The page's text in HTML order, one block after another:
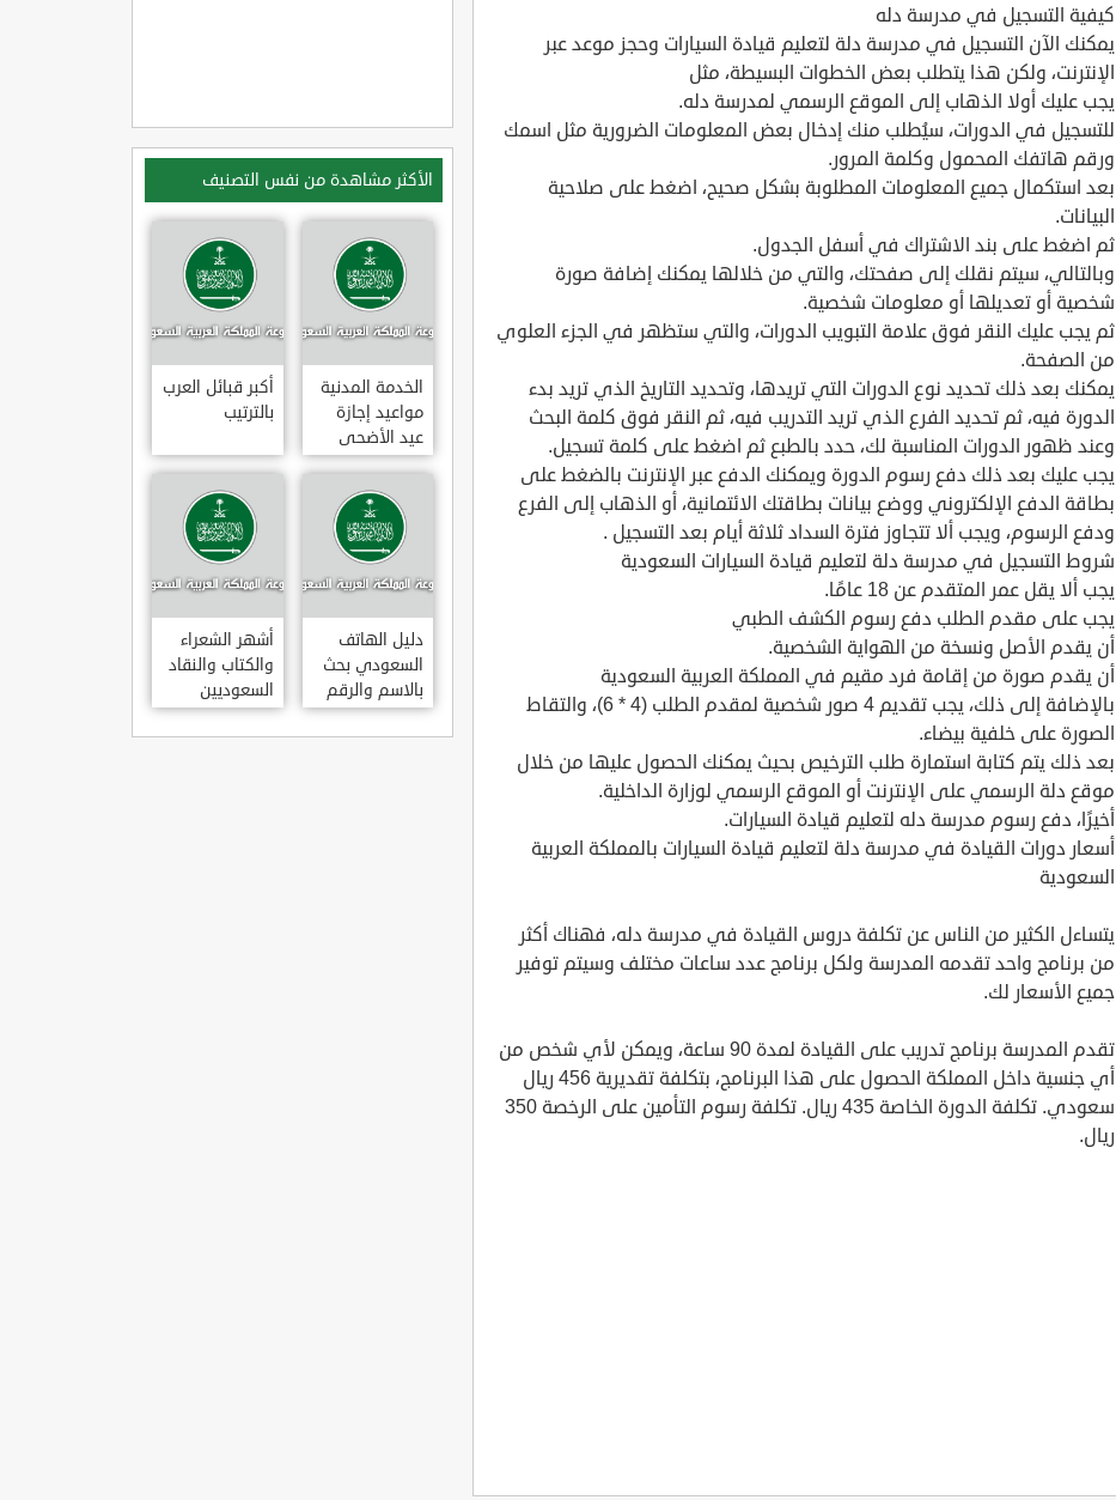
كيفية التسجيل في مدرسة دله
يمكنك الآن التسجيل في مدرسة دلة لتعليم قيادة السيارات وحجز موعد عبر
الإنترنت، ولكن هذا يتطلب بعض الخطوات البسيطة، مثل
يجب عليك أولا الذهاب إلى الموقع الرسمي لمدرسة دله.
للتسجيل في الدورات، سيُطلب منك إدخال بعض المعلومات الضرورية مثل اسمك
ورقم هاتفك المحمول وكلمة المرور.
بعد استكمال جميع المعلومات المطلوبة بشكل صحيح، اضغط على صلاحية
البيانات.
ثم اضغط على بند الاشتراك في أسفل الجدول.
وبالتالي، سيتم نقلك إلى صفحتك، والتي من خلالها يمكنك إضافة صورة
شخصية أو تعديلها أو معلومات شخصية.
ثم يجب عليك النقر فوق علامة التبويب الدورات، والتي ستظهر في الجزء العلوي
من الصفحة.
يمكنك بعد ذلك تحديد نوع الدورات التي تريدها، وتحديد التاريخ الذي تريد بدء
الدورة فيه، ثم تحديد الفرع الذي تريد التدريب فيه، ثم النقر فوق كلمة البحث
وعند ظهور الدورات المناسبة لك، حدد بالطبع ثم اضغط على كلمة تسجيل.
يجب عليك بعد ذلك دفع رسوم الدورة ويمكنك الدفع عبر الإنترنت بالضغط على
بطاقة الدفع الإلكتروني ووضع بيانات بطاقتك الائتمانية، أو الذهاب إلى الفرع
ودفع الرسوم، ويجب ألا تتجاوز فترة السداد ثلاثة أيام بعد التسجيل .
شروط التسجيل في مدرسة دلة لتعليم قيادة السيارات السعودية
يجب ألا يقل عمر المتقدم عن 18 عامًا.
يجب على مقدم الطلب دفع رسوم الكشف الطبي
أن يقدم الأصل ونسخة من الهواية الشخصية.
أن يقدم صورة من إقامة فرد مقيم في المملكة العربية السعودية
بالإضافة إلى ذلك، يجب تقديم 4 صور شخصية لمقدم الطلب (4 * 6)، والتقاط
الصورة على خلفية بيضاء.
بعد ذلك يتم كتابة استمارة طلب الترخيص بحيث يمكنك الحصول عليها من خلال
موقع دلة الرسمي على الإنترنت أو الموقع الرسمي لوزارة الداخلية.
أخيرًا، دفع رسوم مدرسة دله لتعليم قيادة السيارات.
أسعار دورات القيادة في مدرسة دلة لتعليم قيادة السيارات بالمملكة العربية
السعودية
يتساءل الكثير من الناس عن تكلفة دروس القيادة في مدرسة دله، فهناك أكثر
من برنامج واحد تقدمه المدرسة ولكل برنامج عدد ساعات مختلف وسيتم توفير
جميع الأسعار لك.
تقدم المدرسة برنامج تدريب على القيادة لمدة 90 ساعة، ويمكن لأي شخص من
أي جنسية داخل المملكة الحصول على هذا البرنامج، بتكلفة تقديرية 456 ريال
سعودي. تكلفة الدورة الخاصة 435 ريال. تكلفة رسوم التأمين على الرخصة 350
ريال.
الأكثر مشاهدة من نفس التصنيف
الخدمة المدنية
مواعيد إجازة
عيد الأضحى
لعام 1443هـ
متى عودة
الموظفين
بالسعودية بعد
إجازة عيد
الأضحى 1443
أكبر قبائل العرب
بالترتيب
دليل الهاتف
السعودي بحث
بالاسم والرقم
أشهر الشعراء
والكتاب والنقاد
السعوديين